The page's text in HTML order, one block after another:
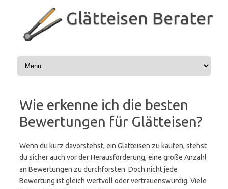
Glätteisen Berater
Wie erkenne ich die besten
Bewertungen für Glätteisen?
Wenn du kurz davorstehst, ein Glätteisen zu kaufen, stehst
du sicher auch vor der Herausforderung, eine große Anzahl
an Bewertungen zu durchforsten. Doch nicht jede
Bewertung ist gleich wertvoll oder vertrauenswürdig. Viele